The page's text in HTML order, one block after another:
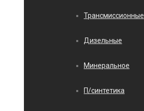
Трансмиссионные
Дизельные
Минеральное
П/синтетика